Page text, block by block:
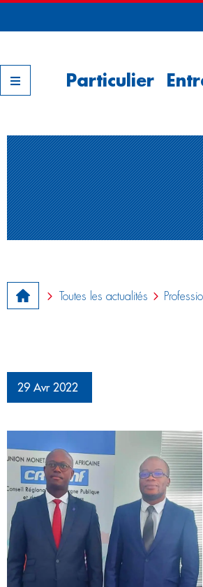
Nos filiales
Particulier
Toutes les actualités
29 Avr 2022